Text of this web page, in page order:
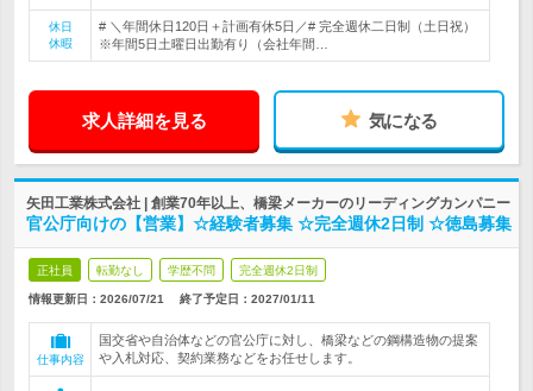
休日
休暇
# ＼年間休日120日＋計画有休5日／# 完全週休二日制（土日祝）
※年間5日土曜日出勤有り（会社年間…
求人詳細を見る 気になる
矢田工業株式会社 | 創業70年以上、橋梁メーカーのリーディングカンパニー
官公庁向けの【営業】☆経験者募集 ☆完全週休2日制 ☆徳島募集
正社員 転勤なし 学歴不問 完全週休2日制
情報更新日：2026/07/21 終了予定日： 2027/01/11
仕事内容
国交省や自治体などの官公庁に対し、橋梁などの鋼構造物の提案
や入札対応、契約業務などをお任せします。